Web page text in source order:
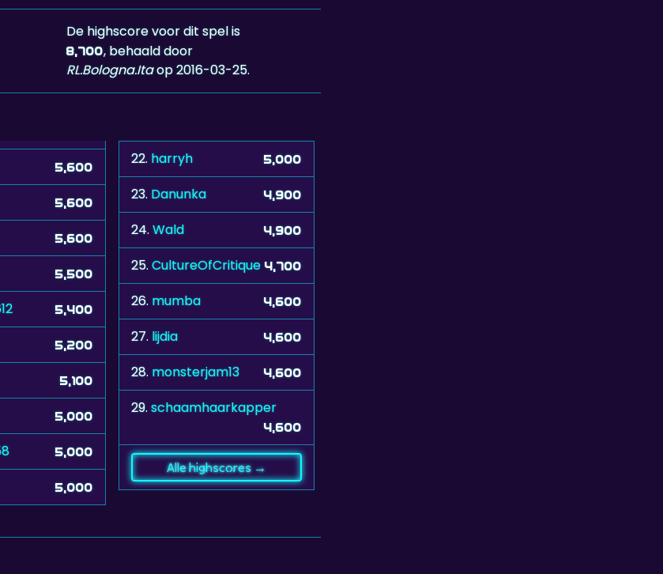
De highscore voor dit spel is
8,700, behaald door
RL.Bologna.Itaop 2016-03-25.
5,600
5,600
5,600
5,500
5,400
5,200
5,100
5,000
5,000
5,000
22. harryh 5,000
23. Danunka 4,900
24.Wald 4,900
25.CultureOfCritique 4,700
26. mumba 4,600
27. lijdia 4,600
28. monsterjam13 4,600
29.schaamhaarkapper
4,600
Alle highscores →